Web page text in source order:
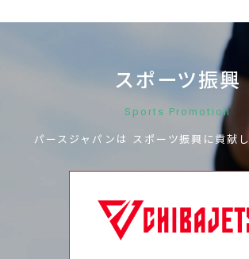
スポーツ振興
Sports Promotion
パースジャパンは スポーツ振興に貢献